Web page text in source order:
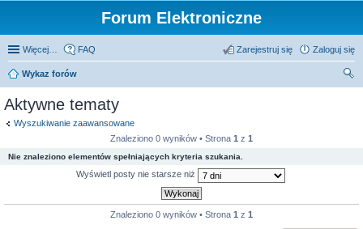
Forum Elektroniczne
Więcej… FAQ Zaloguj się
Zarejestruj się
Wykaz forów
Aktywne tematy
Wyszukiwanie zaawansowane
Znaleziono 0 wyników • Strona 1 z 1
Nie znaleziono elementów spełniających kryteria szukania.
Wyświetl posty nie starsze niż
Znaleziono 0 wyników • Strona 1 z 1